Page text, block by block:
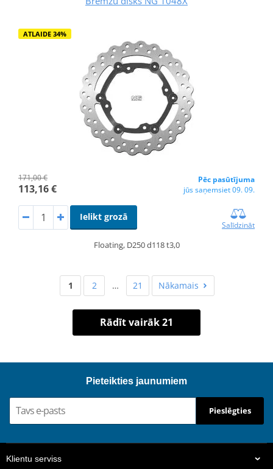
ATLAIDE 34%
171,00 €
113,16 €
Pēc pasūtījuma
jūs saņemsiet 09. 09.
Ielikt grozā
Salīdzināt
Floating, D250 d118 t3,0
1 2 … 21 Nākamais
Rādīt vairāk 21
Pieteikties jaunumiem
Pieslēgties
Klientu serviss